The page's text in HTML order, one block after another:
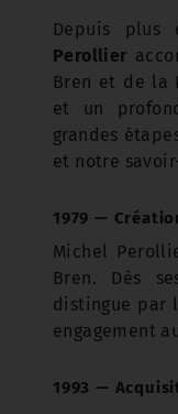
Depuis
Perollier
Bren et de la
et un
grandes
et notre
1979 —
Michel
Bren. Dès
distingue par
engagement
1993 —